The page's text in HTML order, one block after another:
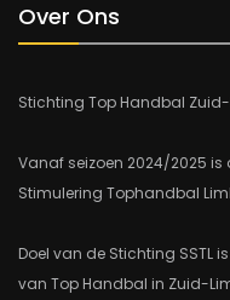
Over Ons
Stichting Top Handbal
Vanaf seizoen 2024/2025
Stimulering Tophandbal
Doel van de Stichting SSTL
van Top Handbal in Zuid-